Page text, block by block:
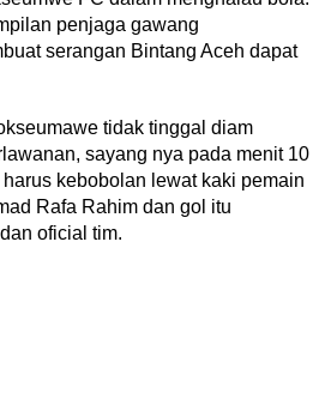
penjaga gawang
serangan Bintang Aceh dapat
tidak tinggal diam
sayang nya pada menit 10
kebobolan lewat kaki pemain
Rafa Rahim dan gol itu
oficial tim.